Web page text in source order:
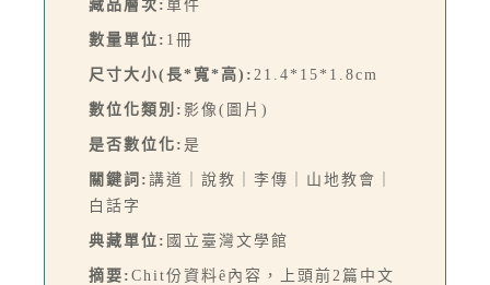
藏品層次: 單件
數量單位: 1冊
尺寸大小(長*寬*高): 21.4*15*1.8cm
數位化類別: 影像(圖片)
是否數位化: 是
關鍵詞: 講道｜說教｜李傳｜山地教會｜
白話字
典藏單位: 國立臺灣文學館
摘要: Chit份資料ê內容，上頭前2篇中文